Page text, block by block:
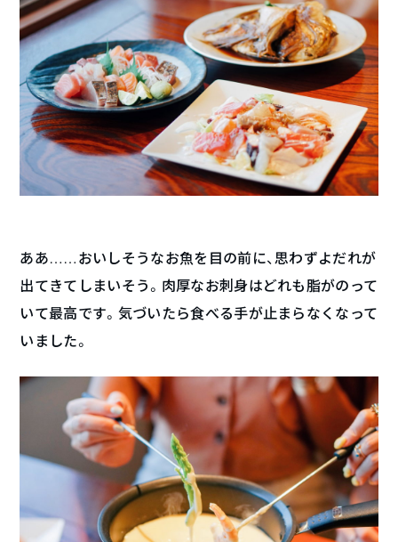
ああ……おいしそうなお魚を目の前に、思わずよだれが
出てきてしまいそう。肉厚なお刺身はどれも脂がのって
いて最高です。気づいたら食べる手が止まらなくなって
いました。